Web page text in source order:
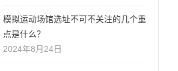
模拟运动场馆选址不可不关注的几个重
点是什么？
2024年8月24日